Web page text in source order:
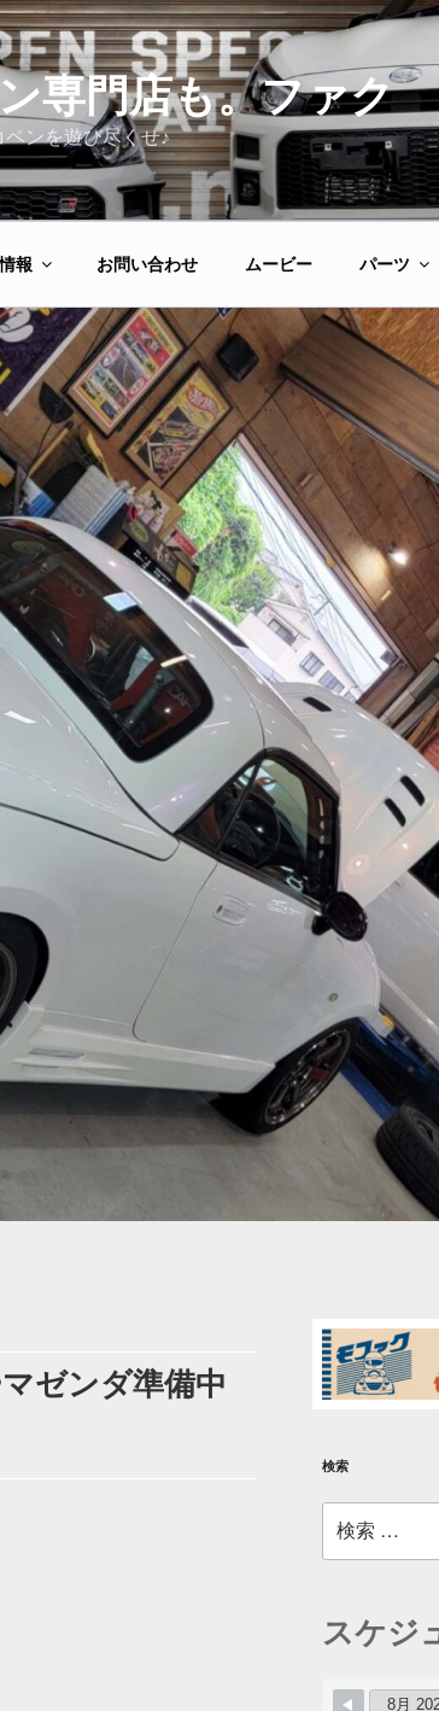
専門店も。ファク
ペンを遊び尽くせ♪
報 お問い合わせ ムービー パーツ
ゼンダ準備中
検索
索:
スケジ